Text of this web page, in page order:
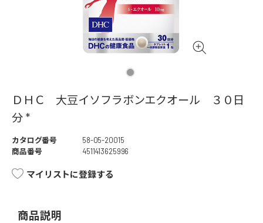
ＤＨＣ 大豆イソフラボンエクオール ３０日
分 *
カタログ番号
58-05-20015
商品番号
4511413625996
マイリストに登録する
商品説明